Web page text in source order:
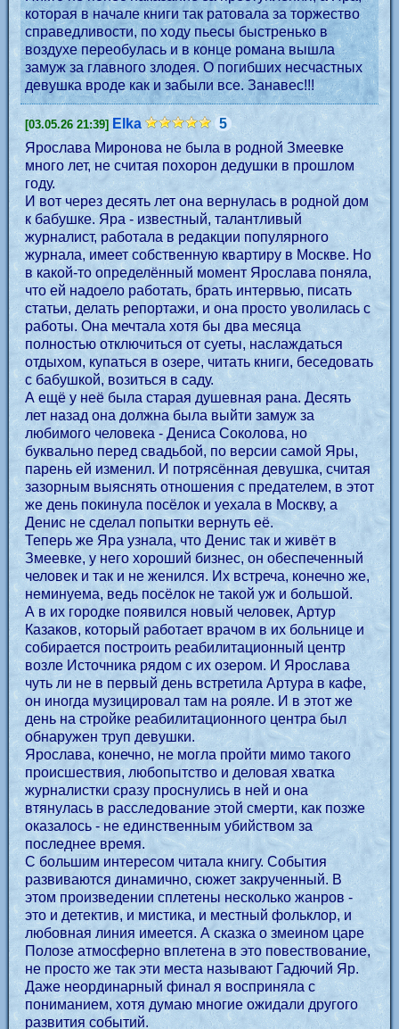
которая в начале книги так ратовала за торжество
справедливости, по ходу пьесы быстренько в
воздухе переобулась и в конце романа вышла
замуж за главного злодея. О погибших несчастных
девушка вроде как и забыли все. Занавес!!!
[03.05.26 21:39] Elka
5
Ярослава Миронова не была в родной Змеевке
много лет, не считая похорон дедушки в прошлом
году.
И вот через десять лет она вернулась в родной дом
к бабушке. Яра - известный, талантливый
журналист, работала в редакции популярного
журнала, имеет собственную квартиру в Москве. Но
в какой-то определённый момент Ярослава поняла,
что ей надоело работать, брать интервью, писать
статьи, делать репортажи, и она просто уволилась с
работы. Она мечтала хотя бы два месяца
полностью отключиться от суеты, наслаждаться
отдыхом, купаться в озере, читать книги, беседовать
с бабушкой, возиться в саду.
А ещё у неё была старая душевная рана. Десять
лет назад она должна была выйти замуж за
любимого человека - Дениса Соколова, но
буквально перед свадьбой, по версии самой Яры,
парень ей изменил. И потрясённая девушка, считая
зазорным выяснять отношения с предателем, в этот
же день покинула посёлок и уехала в Москву, а
Денис не сделал попытки вернуть её.
Теперь же Яра узнала, что Денис так и живёт в
Змеевке, у него хороший бизнес, он обеспеченный
человек и так и не женился. Их встреча, конечно же,
неминуема, ведь посёлок не такой уж и большой.
А в их городке появился новый человек, Артур
Казаков, который работает врачом в их больнице и
собирается построить реабилитационный центр
возле Источника рядом с их озером. И Ярослава
чуть ли не в первый день встретила Артура в кафе,
он иногда музицировал там на рояле. И в этот же
день на стройке реабилитационного центра был
обнаружен труп девушки.
Ярослава, конечно, не могла пройти мимо такого
происшествия, любопытство и деловая хватка
журналистки сразу проснулись в ней и она
втянулась в расследование этой смерти, как позже
оказалось - не единственным убийством за
последнее время.
С большим интересом читала книгу. События
развиваются динамично, сюжет закрученный. В
этом произведении сплетены несколько жанров -
это и детектив, и мистика, и местный фольклор, и
любовная линия имеется. А сказка о змеином царе
Полозе атмосферно вплетена в это повествование,
не просто же так эти места называют Гадючий Яр.
Даже неординарный финал я восприняла с
пониманием, хотя думаю многие ожидали другого
развития событий.